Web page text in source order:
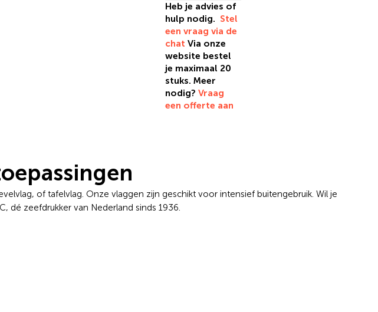
Heb je advies of
hulp nodig. Stel
een vraag via de
chat Via onze
website bestel
je maximaal 20
stuks. Meer
nodig? Vraag
een offerte aan
of tafelvlag. Onze vlaggen zijn geschikt voor intensief buitengebruik. Wil je
dé zeefdrukker van Nederland sinds 1936.